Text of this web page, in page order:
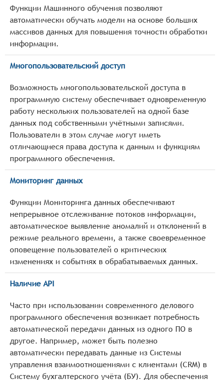
Функции Машинного обучения позволяют
автоматически обучать модели на основе больших
массивов данных для повышения точности обработки
информации.
Многопользовательский доступ
Возможность многопользовательской доступа в
программную систему обеспечивает одновременную
работу нескольких пользователей на одной базе
данных под собственными учётными записями.
Пользователи в этом случае могут иметь
отличающиеся права доступа к данным и функциям
программного обеспечения.
Мониторинг данных
Функции Мониторинга данных обеспечивают
непрерывное отслеживание потоков информации,
автоматическое выявление аномалий и отклонений в
режиме реального времени, а также своевременное
оповещение пользователей о критических
изменениях и событиях в обрабатываемых данных.
Наличие API
Часто при использовании современного делового
программного обеспечения возникает потребность
автоматической передачи данных из одного ПО в
другое. Например, может быть полезно
автоматически передавать данные из Системы
управления взаимоотношениями с клиентами (CRM) в
Систему бухгалтерского учёта (БУ). Для обеспечения